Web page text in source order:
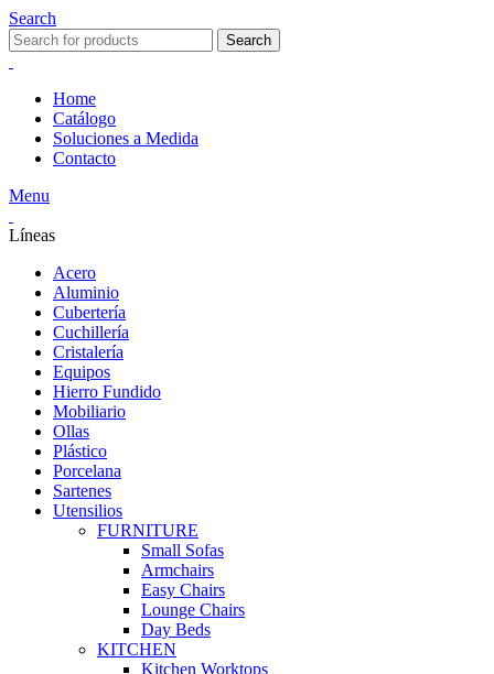
Search
Search
Home
Catálogo
Soluciones a Medida
Contacto
Menu
Líneas
Acero
Aluminio
Cubertería
Cuchillería
Cristalería
Equipos
Hierro Fundido
Mobiliario
Ollas
Plástico
Porcelana
Sartenes
Utensilios
FURNITURE
Small Sofas
Armchairs
Easy Chairs
Lounge Chairs
Day Beds
KITCHEN
Kitchen Worktops